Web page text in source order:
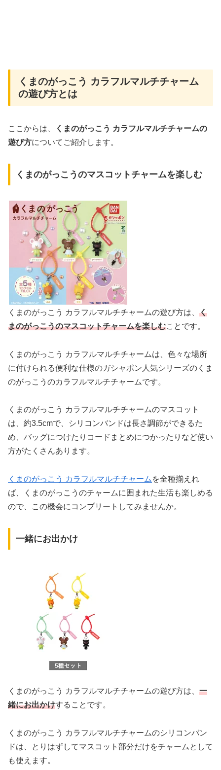
くまのがっこう カラフルマルチチャーム
の遊び方とは
ここからは、
くまのがっこう カラフルマルチチャームの
遊び方についてご紹介します。
くまのがっこうのマスコットチャームを楽しむ
くまのがっこう カラフルマルチチャームの遊び方は、 く
まのがっこうのマスコットチャームを楽しむことです。
くまのがっこう カラフルマルチチャームは、色々な場所
に付けられる便利な仕様のガシャポン人気シリーズのくま
のがっこうのカラフルマルチチャームです。
くまのがっこう カラフルマルチチャームのマスコット
は、約3.5cmで、シリコンバンドは長さ調節ができるた
め、バッグにつけたりコードまとめにつかったりなど使い
方がたくさんあります。
くまのがっこう カラフルマルチチャーム を全種揃えれ
ば、くまのがっこうのチャームに囲まれた生活も楽しめる
ので、この機会にコンプリートしてみませんか。
一緒にお出かけ
くまのがっこう カラフルマルチチャームの遊び方は、 一
緒にお出かけすることです。
くまのがっこう カラフルマルチチャームのシリコンバン
ドは、とりはずしてマスコット部分だけをチャームとして
も使えます。